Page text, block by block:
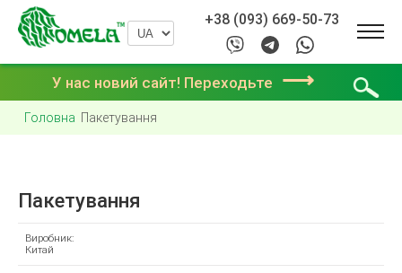
+38 (093) 669-50-73
У нас новий сайт! Переходьте ⟶
Головна Пакетування
Пакетування
Виробник:
Китай